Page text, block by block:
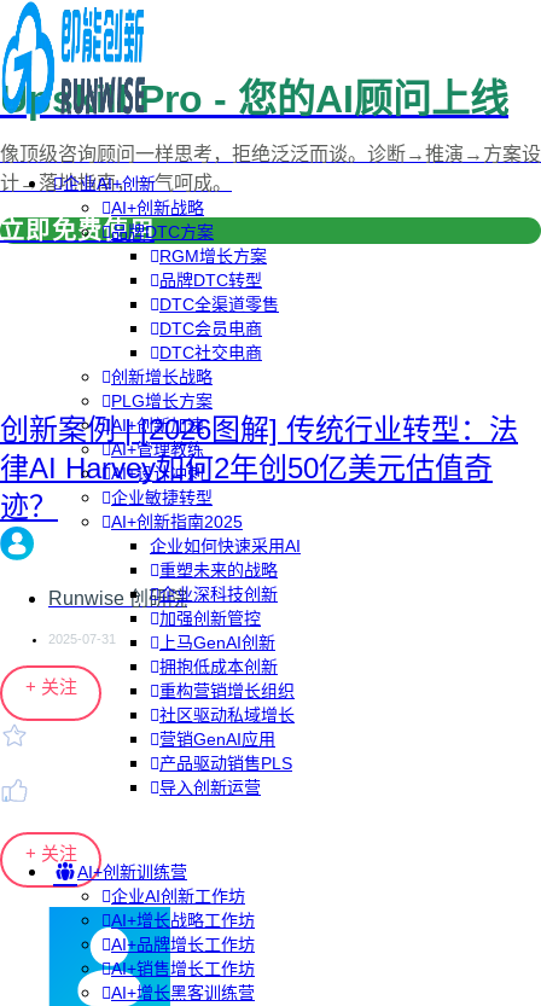
企业AI+创新
AI+创新战略
品牌DTC方案
RGM增长方案
品牌DTC转型
DTC全渠道零售
DTC会员电商
DTC社交电商
创新增长战略
PLG增长方案
AI+创新加速
AI+管理教练
AI+设计冲刺
企业敏捷转型
AI+创新指南2025
企业如何快速采用AI
重塑未来的战略
企业深科技创新
加强创新管控
上马GenAI创新
拥抱低成本创新
重构营销增长组织
社区驱动私域增长
营销GenAI应用
产品驱动销售PLS
导入创新运营
AI+创新训练营
企业AI创新工作坊
AI+增长战略工作坊
AI+品牌增长工作坊
AI+销售增长工作坊
AI+增长黑客训练营
Upskill Pro - 您的AI顾问上线
像顶级咨询顾问一样思考，拒绝泛泛而谈。诊断→推演→方案设
计→落地指南，一气呵成。
立即免费使用
创新案例 | [2026图解] 传统行业转型：法
律AI Harvey如何2年创50亿美元估值奇
迹？
Runwise 创研院
2025-07-31
+ 关注
+ 关注